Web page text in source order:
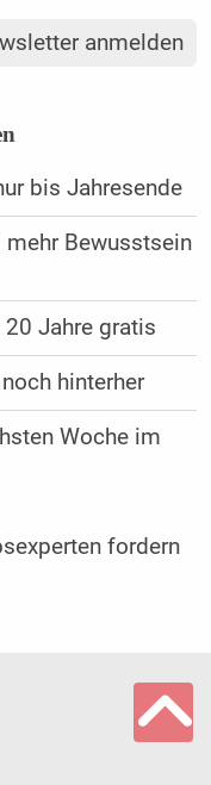
anmelden
bis Jahresende
mehr Bewusstsein
Jahre gratis
hinterher
Woche im
fordern